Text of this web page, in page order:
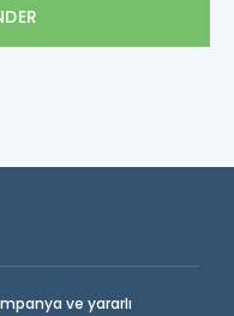
ve yararlı